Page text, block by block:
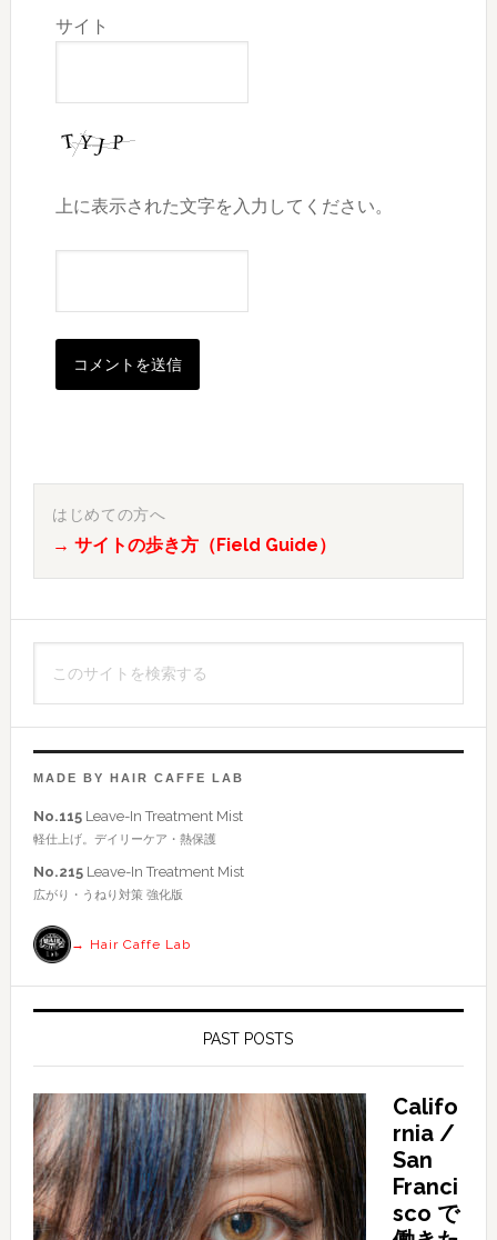
サイト
上に表示された文字を入力してください。
最
イ
バ
ー
はじめての方へ
→ サイトの歩き方（Field Guide）
ト
検
す
MADE BY HAIR CAFFE LAB
No.115Leave-In Treatment Mist
軽仕上げ。デイリーケア・熱保護
No.215Leave-In Treatment Mist
広がり・うねり対策 強化版
→ Hair Caffe Lab
PAST POSTS
Califo
rnia /
San
Franci
sco で